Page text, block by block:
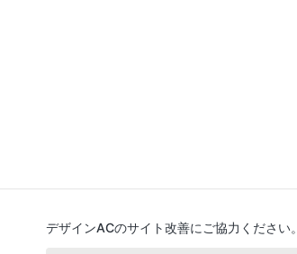
デザインACのサイト改善にご協力ください。